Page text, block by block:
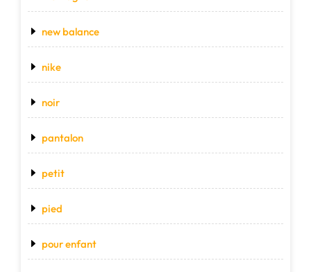
new balance
nike
noir
pantalon
petit
pied
pour enfant